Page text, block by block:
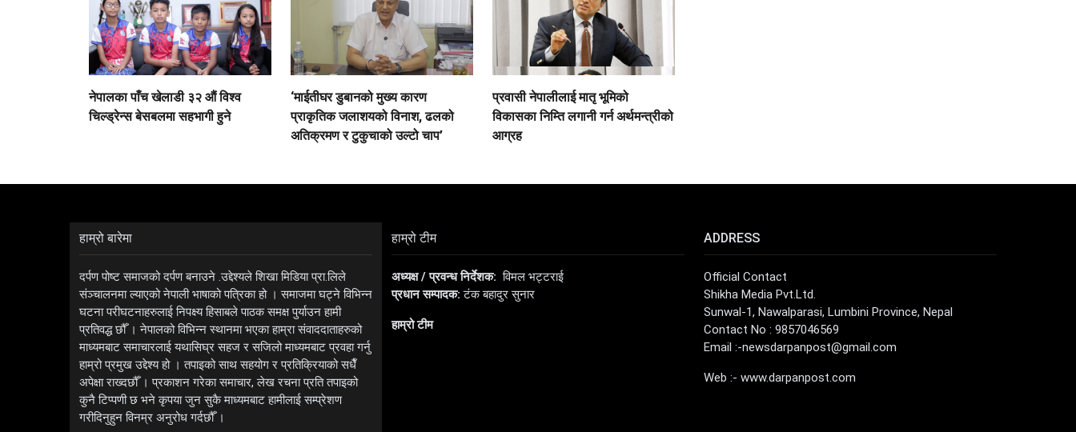
नेपालका पाँच खेलाडी ३२ औं विश्व
चिल्ड्रेन्स बेसबलमा सहभागी हुने
‘माईतीघर डुबानको मुख्य कारण
प्राकृतिक जलाशयको विनाश, ढलको
अतिक्रमण र टुकुचाको उल्टो चाप’
प्रवासी नेपालीलाई मातृ भूमिको
विकासका निम्ति लगानी गर्न अर्थमन्त्रीको
आग्रह
हाम्रो बारेमा
दर्पण पोष्ट समाजको दर्पण बनाउने .उद्देश्यले शिखा मिडिया प्रा.लिले
संञ्चालनमा ल्याएको नेपाली भाषाको पत्रिका हो । समाजमा घट्ने विभिन्न
घटना परीघटनाहरुलाई निपक्ष्य हिसाबले पाठक समक्ष पुर्याउन हामी
प्रतिवद्ध छौँ । नेपालको विभिन्न स्थानमा भएका हाम्रा संवाददाताहरुको
माध्यमबाट समाचारलाई यथासिघ्र सहज र सजिलो माध्यमबाट प्रवहा गर्नु
हाम्रो प्रमुख उद्देश्य हो । तपाइको साथ सहयोग र प्रतिक्रियाको सधैँ
अपेक्षा राख्दछौँ । प्रकाशन गरेका समाचार, लेख रचना प्रति तपाइको
कुनै टिप्पणी छ भने कृपया जुन सुकै माध्यमबाट हामीलाई सम्प्रेशण
गरीदिनुहुन विनम्र अनुरोध गर्दछौँ ।
हाम्रो टीम
अध्यक्ष / प्रवन्ध निर्देशक:विमल भट्टराई
प्रधान सम्पादक:टंक बहादुर सुनार
हाम्रो टीम
ADDRESS
Official Contact
Shikha Media Pvt.Ltd.
Sunwal-1, Nawalparasi, Lumbini Province, Nepal
Contact No : 9857046569
Email :-newsdarpanpost@gmail.com
Web :- www.darpanpost.com